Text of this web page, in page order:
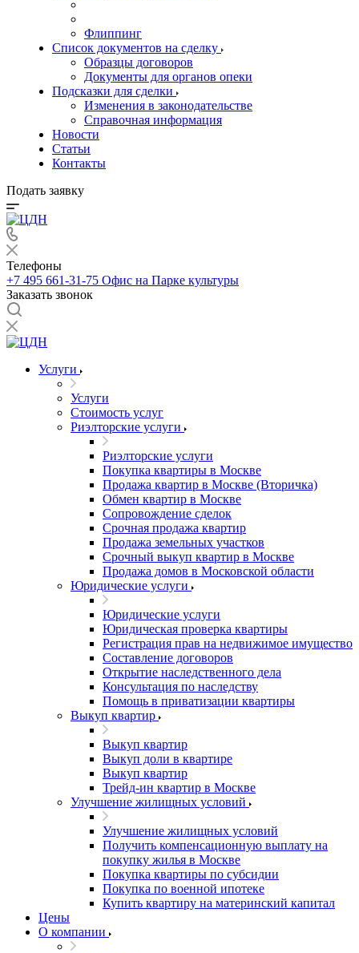
Флиппинг
Список документов на сделку
Образцы договоров
Документы для органов опеки
Подсказки для сделки
Изменения в законодательстве
Справочная информация
Новости
Статьи
Контакты
Подать заявку
Телефоны
+7 495 661-31-75 Офис на Парке культуры
Заказать звонок
Услуги
Услуги
Стоимость услуг
Риэлторские услуги
Риэлторские услуги
Покупка квартиры в Москве
Продажа квартир в Москве (Вторичка)
Обмен квартир в Москве
Сопровождение сделок
Срочная продажа квартир
Продажа земельных участков
Срочный выкуп квартир в Москве
Продажа домов в Московской области
Юридические услуги
Юридические услуги
Юридическая проверка квартиры
Регистрация прав на недвижимое имущество
Составление договоров
Открытие наследственного дела
Консультация по наследству
Помощь в приватизации квартиры
Выкуп квартир
Выкуп квартир
Выкуп доли в квартире
Выкуп квартир
Трейд-ин квартир в Москве
Улучшение жилищных условий
Улучшение жилищных условий
Получить компенсационную выплату на
покупку жилья в Москве
Покупка квартиры по субсидии
Покупка по военной ипотеке
Купить квартиру на материнский капитал
Цены
О компании